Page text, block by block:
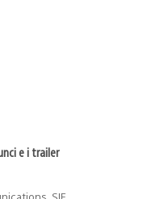
e i trailer
SIE